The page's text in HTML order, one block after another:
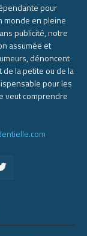
pour
monde en pleine
publicité, notre
assumée et
dénoncent
la petite ou de la
pour les
veut comprendre